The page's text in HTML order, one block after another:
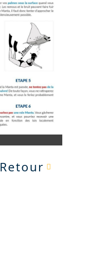
Retour